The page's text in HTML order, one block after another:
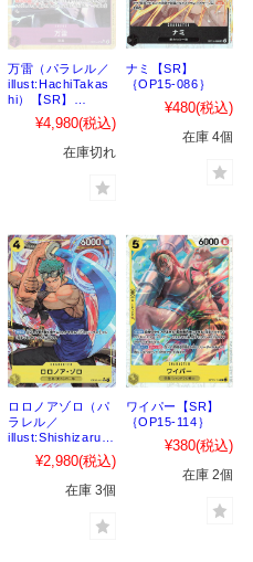
万雷（パラレル／
illust:HachiTakas
hi）【SR】
｛OP15-078｝
¥4,980(税込)
在庫切れ
ナミ【SR】
｛OP15-086｝
¥480(税込)
在庫 4個
ロロノアゾロ（パ
ラレル／
illust:Shishizaru）
【SR】｛OP15-
113｝¥2,980(税込)
在庫 3個
ワイパー【SR】
｛OP15-114｝
¥380(税込)
在庫 2個